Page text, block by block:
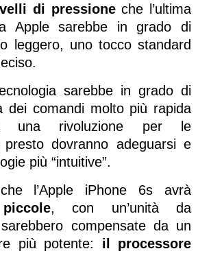
di pressioneche l’ultima
Apple sarebbe in grado di
leggero, uno tocco standard
sarebbe in grado di
dei comandi molto più rapida
una rivoluzione per le
presto dovranno adeguarsi e
più “intuitive”.
l’Apple iPhone 6s avrà
, con un’unità da
compensate da un
più potente: il processore